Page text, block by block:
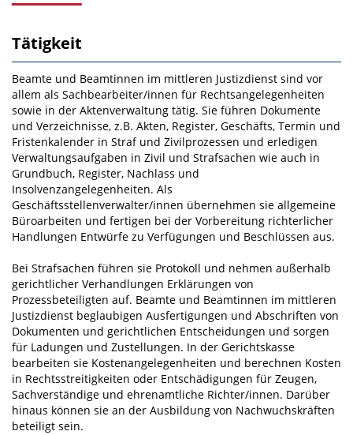
Tätigkeit
Beamte und Beamtinnen im mittleren Justizdienst sind vor
allem als Sachbearbeiter/innen für Rechts­angelegenheiten
sowie in der Aktenverwaltung tätig. Sie führen Dokumente
und Verzeichnisse, z.B. Akten, Register, Geschäfts­, Termin­ und
Fristenkalender in Straf­ und Zivilprozessen und erledigen
Verwaltungsaufgaben in Zivil­ und Strafsachen wie auch in
Grundbuch­, Register­, Nachlass­ und
Insolvenzangelegenheiten. Als
Geschäftsstellenverwalter/innen übernehmen sie allgemeine
Büroarbei­ten und fertigen bei der Vorbereitung richterlicher
Handlungen Entwürfe zu Verfügungen und Be­schlüssen aus.
Bei Strafsachen führen sie Protokoll und nehmen außerhalb
gerichtlicher Verhandlungen Erklärungen von
Prozessbeteiligten auf. Beamte und Beamtinnen im mittleren
Justizdienst beglaubigen Ausferti­gungen und Abschriften von
Dokumenten und gerichtlichen Entscheidungen und sorgen
für Ladungen und Zustellungen. In der Gerichtskasse
bearbeiten sie Kostenangelegenheiten und berechnen Kosten
in Rechtsstreitigkeiten oder Entschädigungen für Zeugen,
Sachverständige und ehrenamtliche Rich­ter/innen. Darüber
hinaus können sie an der Ausbildung von Nachwuchskräften
beteiligt sein.